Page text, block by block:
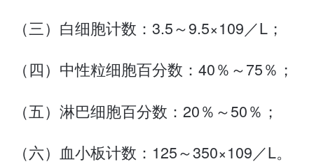
（三）白细胞计数：3.5～9.5×109／L；
（四）中性粒细胞百分数：40％～75％；
（五）淋巴细胞百分数：20％～50％；
（六）血小板计数：125～350×109／L。